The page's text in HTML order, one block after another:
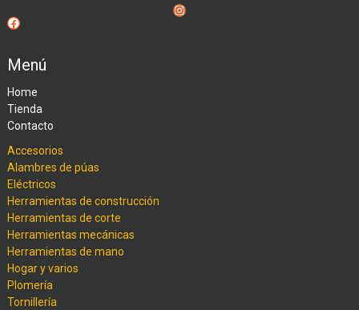
Instagram
Facebook
Menú
Home
Tienda
Contacto
Accesorios
Alambres de púas
Eléctricos
Herramientas de construcción
Herramientas de corte
Herramientas mecánicas
Herramientas de mano
Hogar y varios
Plomería
Tornillería